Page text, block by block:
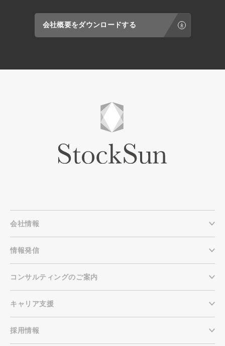
会社概要をダウンロードする
会社情報
情報発信
コンサルティングのご案内
キャリア支援
採用情報